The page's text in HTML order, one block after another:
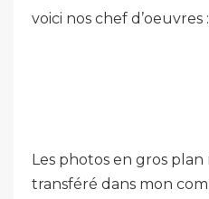
voici nos chef d’oeuvres :
Les photos en gros plan
transféré dans mon